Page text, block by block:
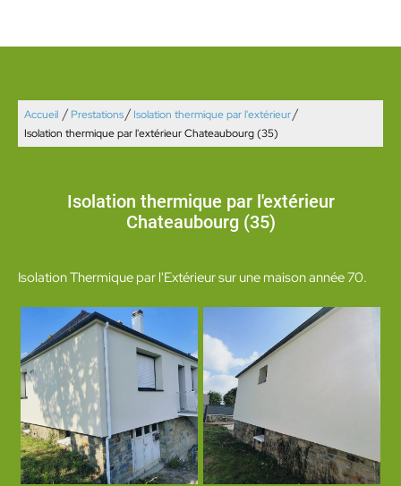
Accueil /Prestations/Isolation thermique par l'extérieur/
Isolation thermique par l'extérieur Chateaubourg (35)
Isolation thermique par l'extérieur
Chateaubourg (35)
Isolation Thermique par l'Extérieur sur une maison année 70.